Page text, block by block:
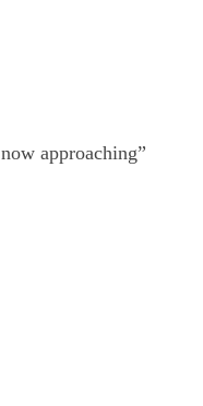
approaching”